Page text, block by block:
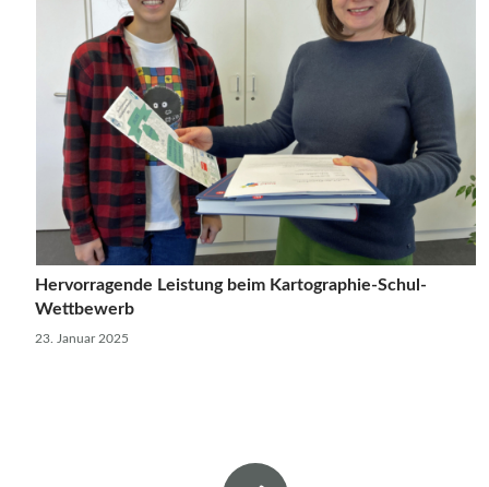
Hervorragende Leistung beim Kartographie-Schul-
Wettbewerb
23. Januar 2025